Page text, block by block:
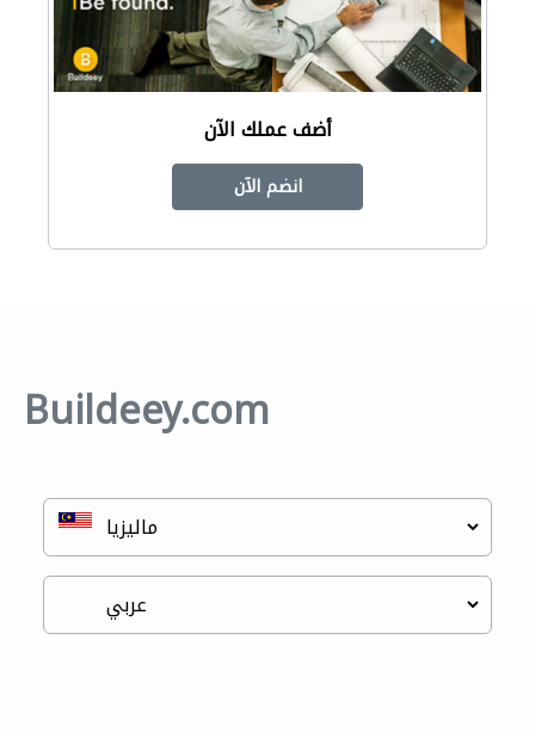
أضف عملك الآن
انضم الآن
Buildeey.com